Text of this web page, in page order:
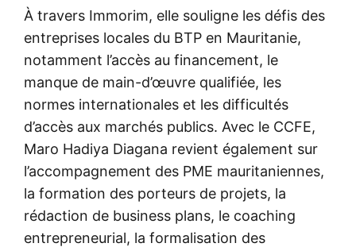
À travers Immorim, elle souligne les défis des
entreprises locales du BTP en Mauritanie,
notamment l’accès au financement, le
manque de main-d’œuvre qualifiée, les
normes internationales et les difficultés
d’accès aux marchés publics. Avec le CCFE,
Maro Hadiya Diagana revient également sur
l’accompagnement des PME mauritaniennes,
la formation des porteurs de projets, la
rédaction de business plans, le coaching
entrepreneurial, la formalisation des